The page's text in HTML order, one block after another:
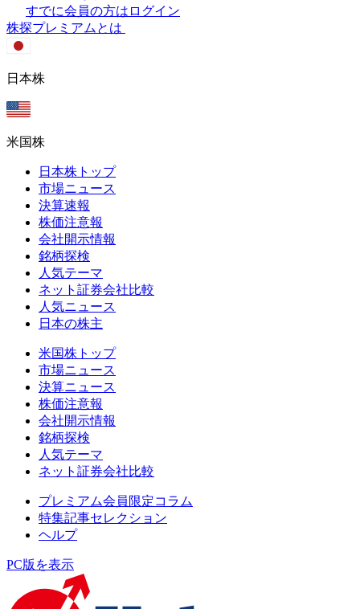
すでに会員の方はログイン
株探プレミアムとは
日本株
米国株
日本株トップ
市場ニュース
決算速報
株価注意報
会社開示情報
銘柄探検
人気テーマ
ネット証券会社比較
人気ニュース
日本の株主
米国株トップ
市場ニュース
決算ニュース
株価注意報
会社開示情報
銘柄探検
人気テーマ
ネット証券会社比較
プレミアム会員限定コラム
特集記事セレクション
ヘルプ
PC版を表示